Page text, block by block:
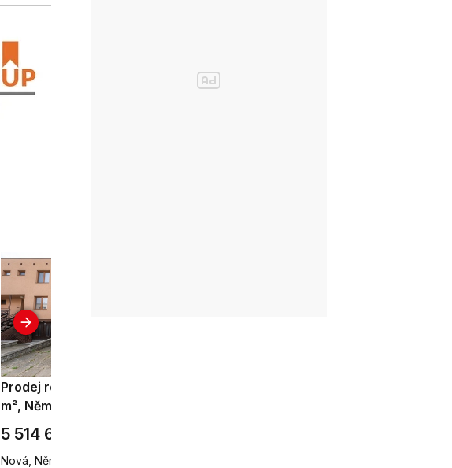
Prodej rodinného domu 300
m², Němčice nad Hanou
5 514 600 Kč
Nová, Němčice nad Hanou